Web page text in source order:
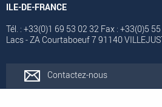
ILE-DE-FRANCE
Tél. : +33(0)1 69 53 02 32 Fax : +33(0)5
Lacs - ZA Courtaboeuf 7 91140
Contactez-nous